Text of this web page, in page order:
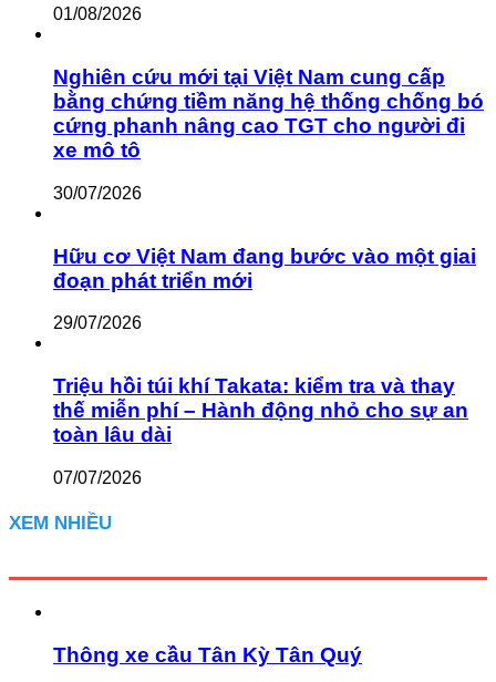
01/08/2026
Nghiên cứu mới tại Việt Nam cung cấp
bằng chứng tiềm năng hệ thống chống bó
cứng phanh nâng cao TGT cho người đi
xe mô tô
30/07/2026
Hữu cơ Việt Nam đang bước vào một giai
đoạn phát triển mới
29/07/2026
Triệu hồi túi khí Takata: kiểm tra và thay
thế miễn phí – Hành động nhỏ cho sự an
toàn lâu dài
07/07/2026
XEM NHIỀU
Thông xe cầu Tân Kỳ Tân Quý